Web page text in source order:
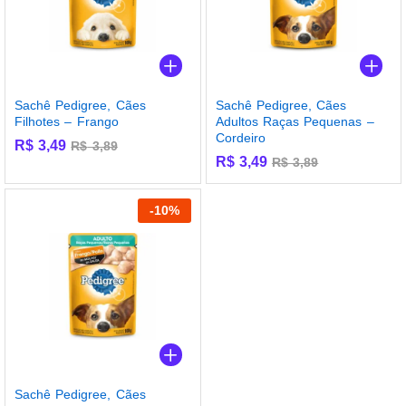
Sachê Pedigree, Cães
Filhotes – Frango
R$ 3,49 R$3,89
Sachê Pedigree, Cães
Adultos Raças Pequenas –
Cordeiro
R$3,49 R$3,89
-10%
Sachê Pedigree, Cães